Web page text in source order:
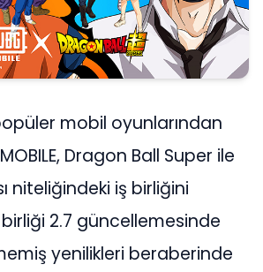
mobil oyunlarından
Dragon Ball Super ile
niteliğindeki iş birliğini
2.7 güncellemesinde
yenilikleri beraberinde